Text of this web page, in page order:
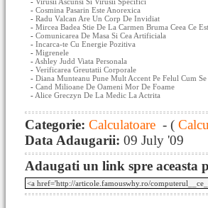
- Cosmina Pasarin Este Anorexica
- Radu Valcan Are Un Corp De Invidiat
- Mircea Badea Stie De La Carmen Bruma Ceea Ce
- Comunicarea De Masa Si Cea Artificiala
- Incarca-te Cu Energie Pozitiva
- Migrenele
- Ashley Judd Viata Personala
- Verificarea Greutatii Corporale
- Diana Munteanu Pune Mult Accent Pe Felul Cum
- Cand Milioane De Oameni Mor De Foame
- Alice Greczyn De La Medic La Actrita
Categorie: Calculatoare - (
Data Adaugarii: 09 July '09
Adaugati un link spre aceasta